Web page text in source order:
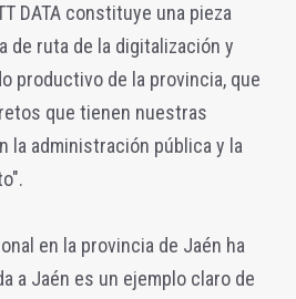
DATA constituye una pieza
de ruta de la digitalización y
productivo de la provincia, que
que tienen nuestras
la administración pública y la
en la provincia de Jaén ha
a Jaén es un ejemplo claro de